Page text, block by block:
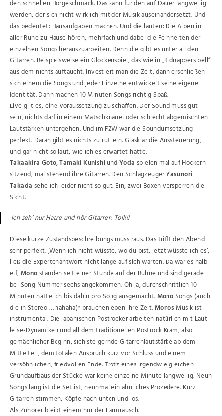
den schnellen Hörgeschmack. Das kann für den auf Dauer langweilig
werden, der sich nicht wirklich mit der Musik auseinandersetzt. Und
das bedeutet: Hausaufgaben machen. Und die lauten: Die Alben in
aller Ruhe zu Hause hören, mehrfach und dabei die Feinheiten der
einzelnen Songs herauszuarbeiten. Denn die gibt es unter all den
Gitarren. Beispielsweise ein Glockenspiel, das wie in „Kidnappers bell“
aus dem nichts auftaucht. Investiert man die Zeit, dann erschließen
sich einem die Songs und jeder Einzelne entwickelt seine eigene
Identität. Dann machen 10 Minuten Songs richtig Spaß.
Live gilt es, eine Voraussetzung zu schaffen. Der Sound muss gut
sein, nichts darf in einem Matschknäuel oder schlecht abgemischten
Lautstärken untergehen. Und im FZW war die Soundumsetzung
perfekt. Daran gibt es nichts zu rütteln. Glasklar die Aussteuerung,
und gar nicht so laut, wie ich es erwartet hatte.
Takaakira Goto,Tamaki KunishiundYoda spielen mal auf Hockern
sitzend, mal stehend ihre Gitarren. Den SchlagzeugerYasunori
Takada sehe ich leider nicht so gut. Ein, zwei Boxen versperren die
Sicht.
Ich seh’ nur Haare und hör Gitarren. Toll!!!
Diese kurze Zustandsbeschreibungs muss raus. Das trifft den Abend
sehr perfekt. ‚Wenn ich nicht wüsste, wo du bist, jetzt wüsste ich es‘,
ließ die Expertenantwort nicht lange auf sich warten. Da war es halb
elf,Monostanden seit einer Stunde auf der Bühne und sind gerade
bei Song Nummer sechs angekommen. Oh ja, durchschnittlich 10
Minuten hatte ich bis dahin pro Song ausgemacht.Mono Songs (auch
die in Stereo … hahaha)* brauchen eben ihre Zeit.Monos Musik ist
instrumental. Die japanischen Postrocker arbeiten natürlich mit Laut-
leise-Dynamiken und all dem traditionellen Postrock Kram, also
gemächlicher Beginn, sich steigernde Gitarrenlautstärke ab dem
Mittelteil, dem totalen Ausbruch kurz vor Schluss und einem
versöhnlichen, friedvollen Ende. Trotz eines irgendwie gleichen
Grundaufbaus der Stücke war keine einzelne Minute langweilig. Neun
Songs lang ist die Setlist, neunmal ein ähnliches Prozedere. Kurz
Gitarren stimmen, Köpfe nach unten und los.
Als Zuhörer bleibt einem nur der Lärmrausch.